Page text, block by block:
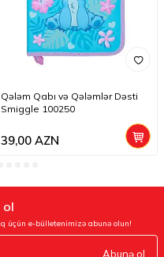
Qələm Qabı və Qələmlər Dəsti
Smiggle 100250
39,00AZN
ol
üçün e-bülletenimizə abunə olun!
Abunə ol